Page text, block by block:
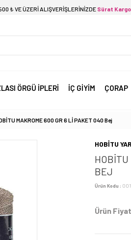
₺ VE ÜZERİ ALIŞVERİŞLERİNİZDE Sürat Kargo
ÖRGÜ İPLERİ İÇ GİYİM ÇORAP
MAKROME 600 GR 6 Lİ PAKET 040 Bej
HOBİTU
BEJ
Ürün Kodu :
Ürün